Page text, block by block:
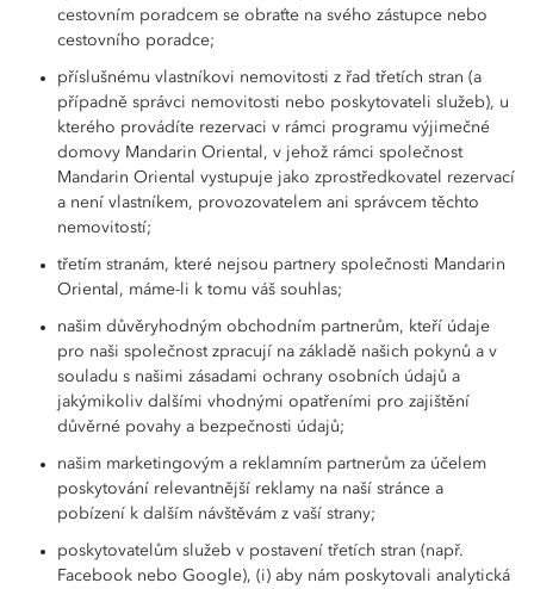
cestovním poradcem se obraťte na svého zástupce nebo
cestovního poradce;
příslušnému vlastníkovi nemovitosti z řad třetích stran (a
případně správci nemovitosti nebo poskytovateli služeb), u
kterého provádíte rezervaci v rámci programu výjimečné
domovy Mandarin Oriental, v jehož rámci společnost
Mandarin Oriental vystupuje jako zprostředkovatel rezervací
a není vlastníkem, provozovatelem ani správcem těchto
nemovitostí;
třetím stranám, které nejsou partnery společnosti Mandarin
Oriental, máme-li k tomu váš souhlas;
našim důvěryhodným obchodním partnerům, kteří údaje
pro naši společnost zpracují na základě našich pokynů a v
souladu s našimi zásadami ochrany osobních údajů a
jakýmikoliv dalšími vhodnými opatřeními pro zajištění
důvěrné povahy a bezpečnosti údajů;
našim marketingovým a reklamním partnerům za účelem
poskytování relevantnější reklamy na naší stránce a
pobízení k dalším návštěvám z vaší strany;
poskytovatelům služeb v postavení třetích stran (např.
Facebook nebo Google), (i) aby nám poskytovali analytická